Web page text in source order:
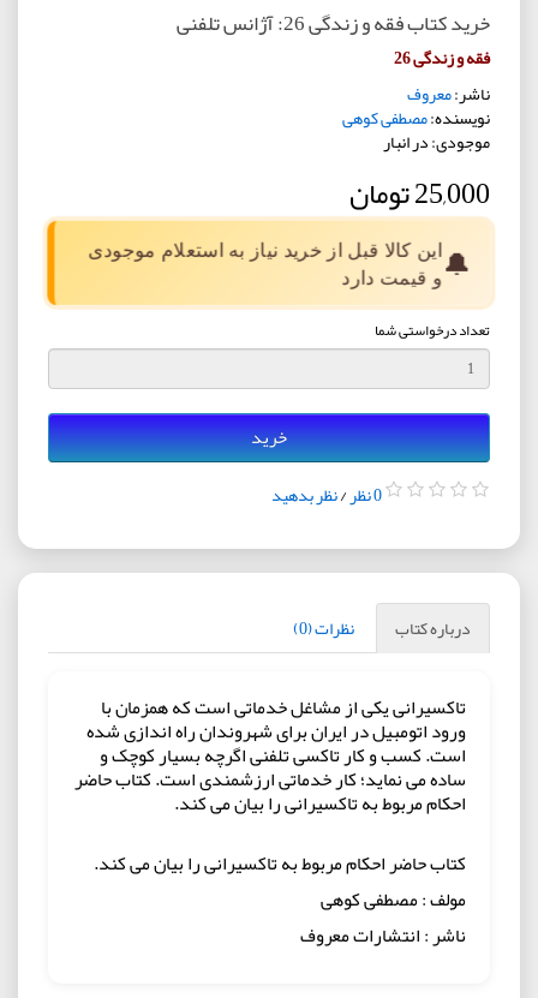
خرید کتاب فقه و زندگی 26: آژانس تلفنی
فقه و زندگی 26
ناشر:معروف
نویسنده:مصطفی کوهی
موجودی: در انبار
25,000 تومان
🔔این کالا قبل از خرید نیاز به استعلام موجودی
و قیمت دارد
تعداد درخواستی شما
خرید
0 نظر /نظر بدهید
درباره کتاب نظرات (0)
تاکسیرانی یکی از مشاغل خدماتی است که همزمان با
ورود اتومبیل در ایران برای شهروندان راه اندازی شده
است. کسب و کار تاکسی تلفنی اگرچه بسیار کوچک و
ساده می نماید؛ کار خدماتی ارزشمندی است. کتاب حاضر
احکام مربوط به تاکسیرانی را بیان می کند.
کتاب حاضر احکام مربوط به تاکسیرانی را بیان می کند.
مولف : مصطفی کوهی
ناشر : انتشارات معروف